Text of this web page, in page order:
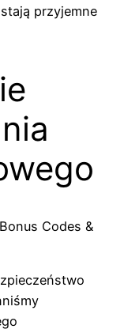
przyjemne